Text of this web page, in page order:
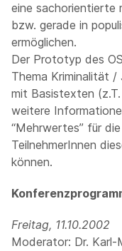
eine sachorientierte
bzw. gerade in
ermöglichen.
Der Prototyp des
Thema Kriminalität /
mit Basistexten
weitere
“Mehrwertes” für
TeilnehmerInnen
können.
Freitag, 11.10.2002
Moderator: Dr. Karl-